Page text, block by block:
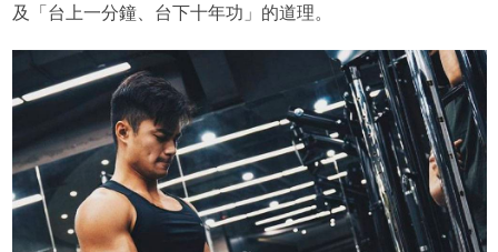
及「台上一分鐘、台下十年功」的道理。